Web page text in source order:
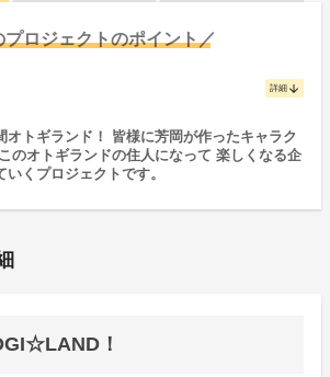
プロジェクトのポイント／
詳細 arrow_downward
オトギランド！ 皆様に芳岡が作ったキャラク
のオトギランドの住人になって 楽しくなる企
くプロジェクトです。
！